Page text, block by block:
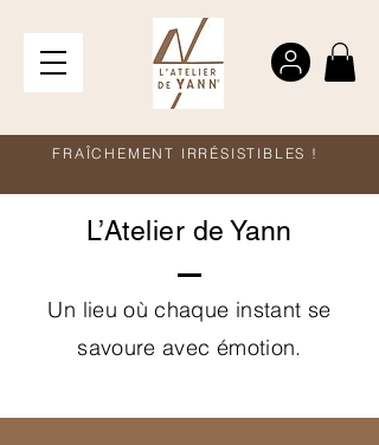
FRAÎCHEMENT IRRÉSISTIBLES !
L’Atelier de Yann
Un lieu où chaque instant se
savoure avec émotion.